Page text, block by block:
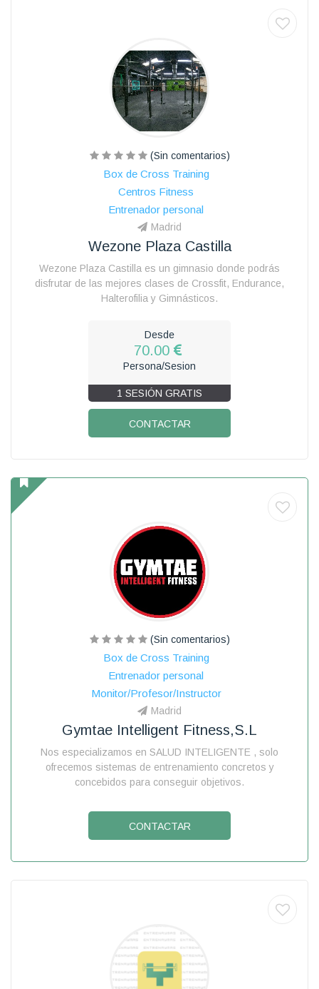
(Sin comentarios)
Box de Cross Training
Centros Fitness
Entrenador personal
Madrid
Wezone Plaza Castilla
Wezone Plaza Castilla es un gimnasio donde podrás
disfrutar de las mejores clases de Crossfit, Endurance,
Halterofilia y Gimnásticos.
Desde
70.00
Persona/Sesion
1 SESIÓN GRATIS
CONTACTAR
(Sin comentarios)
Box de Cross Training
Entrenador personal
Monitor/Profesor/Instructor
Madrid
Gymtae Intelligent Fitness,s.l
Nos especializamos en SALUD INTELIGENTE , solo
ofrecemos sistemas de entrenamiento concretos y
concebidos para conseguir objetivos.
CONTACTAR